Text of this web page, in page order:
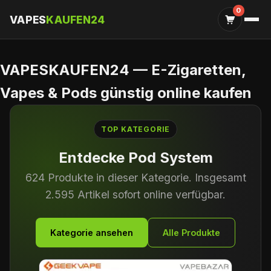
VAPESKAUFEN24
0
VAPESKAUFEN24 — E-Zigaretten,
Vapes & Pods günstig online kaufen
TOP KATEGORIE
EntdeckeMARKEN (EINWEG)
613 Produkte in dieser Kategorie. Insgesamt
2.595 Artikel sofort online verfügbar.
Kategorie ansehen Alle Produkte